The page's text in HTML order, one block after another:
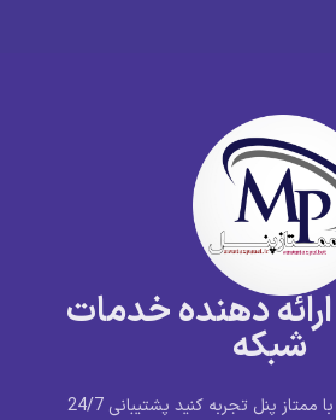
دهنده خدمات
شبکه
ارزانی و با کیفیت بالا را با ممتاز پنل تجربه کنید پشتیبانی 24/7